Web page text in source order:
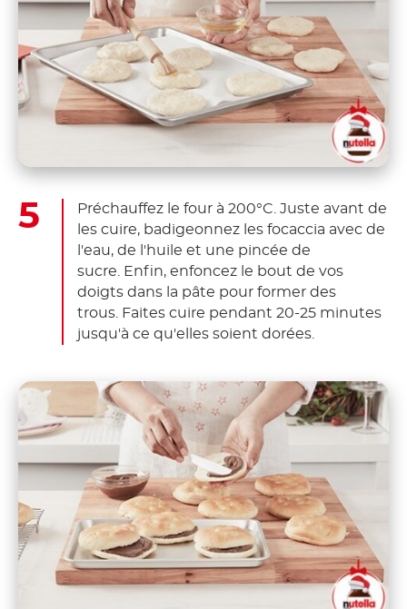
Préchauffez le four à 200°C. Juste avant de
les cuire, badigeonnez les focaccia avec de
l'eau, de l'huile et une pincée de
sucre. Enfin, enfoncez le bout de vos
doigts dans la pâte pour former des
trous. Faites cuire pendant 20-25 minutes
jusqu'à ce qu'elles soient dorées.